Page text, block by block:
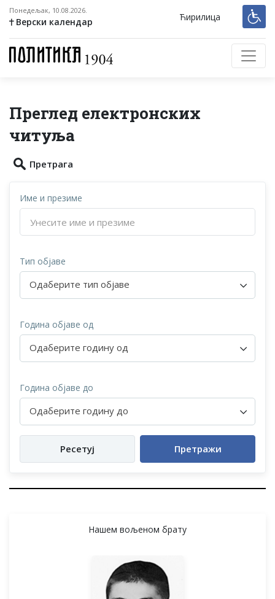
Понедељак, 10.08.2026.
Верски календар Ћирилица
Преглед електронских
читуља
Претрага
Име и презиме
Тип објаве
Одаберите тип објаве
Година објаве од
Одаберите годину од
Година објаве до
Одаберите годину до
Ресетуј Претражи
Нашем вољеном брату